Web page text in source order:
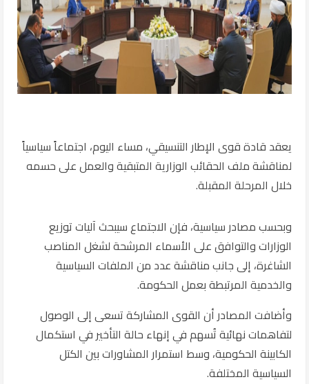
يعقد قادة قوى الإطار التنسيقي، مساء اليوم، اجتماعاً سياسياً
لمناقشة ملف الحقائب الوزارية المتبقية والعمل على حسمه
خلال المرحلة المقبلة.
وبحسب مصادر سياسية، فإن الاجتماع سيبحث آليات توزيع
الوزارات والتوافق على الأسماء المرشحة لشغل المناصب
الشاغرة، إلى جانب مناقشة عدد من الملفات السياسية
والخدمية المرتبطة بعمل الحكومة.
وأضافت المصادر أن القوى المشاركة تسعى إلى الوصول
لتفاهمات نهائية تُسهم في إنهاء حالة التأخير في استكمال
الكابينة الحكومية، وسط استمرار المشاورات بين الكتل
السياسية المختلفة.